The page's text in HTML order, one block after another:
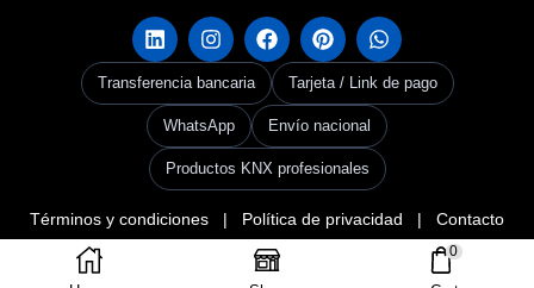
0
Transferencia bancaria Tarjeta / Link de pago
WhatsApp Envío nacional
Productos KNX profesionales
Términos y condiciones | Política de privacidad | Contacto
Copyright © 2026KNX Panama. Creado por Grupo Codax –KNX Userclub
Panama & Codax Group